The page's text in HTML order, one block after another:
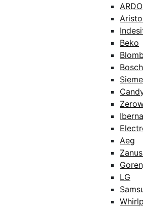
ARDO
Beko
Bosch
Iberna
Aeg
LG